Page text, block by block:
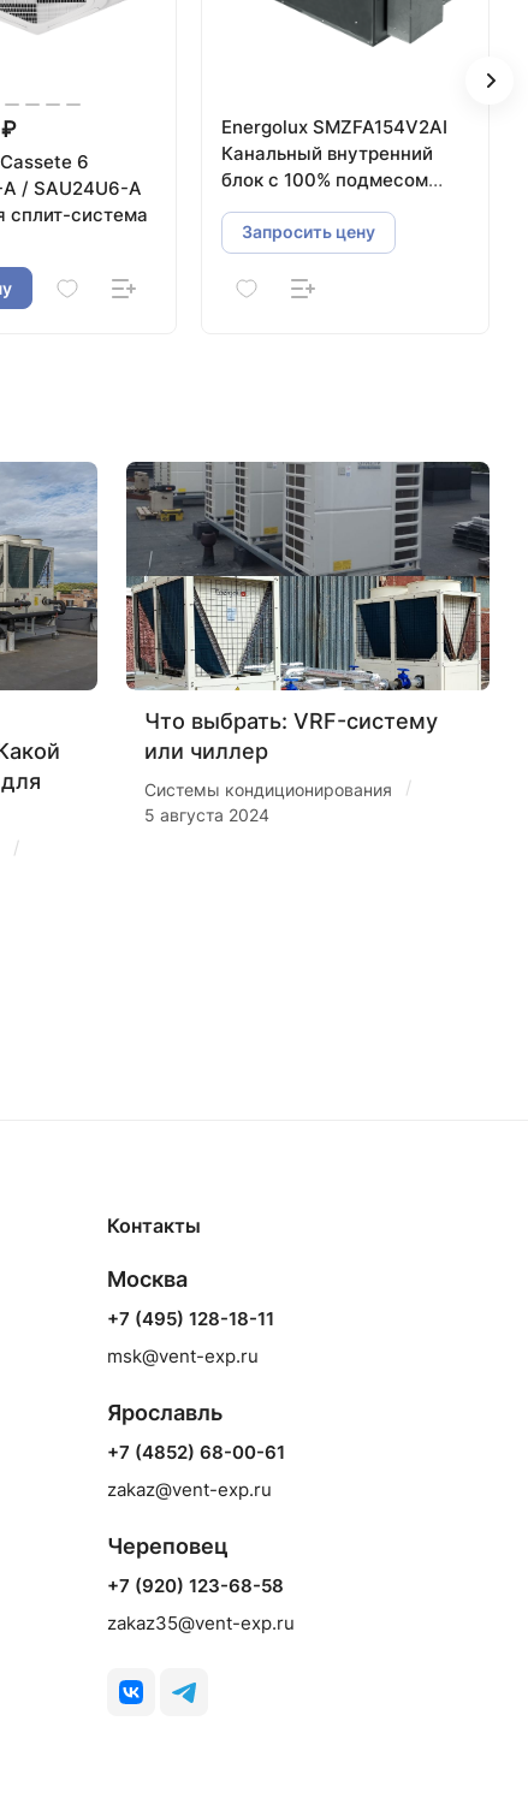
6
/ SAU24U6-A
сплит-система
Energolux SMZFA154V2AI
Канальный внутренний
блок с 100% подмесом
свежего воздуха
Запросить цену
/
Что выбрать: VRF-систему
или чиллер
Системы кондиционирования /
5 августа 2024
Контакты
Москва
+7 (495) 128-18-11
msk@vent-exp.ru
Ярославль
+7 (4852) 68-00-61
zakaz@vent-exp.ru
Череповец
+7 (920) 123-68-58
zakaz35@vent-exp.ru